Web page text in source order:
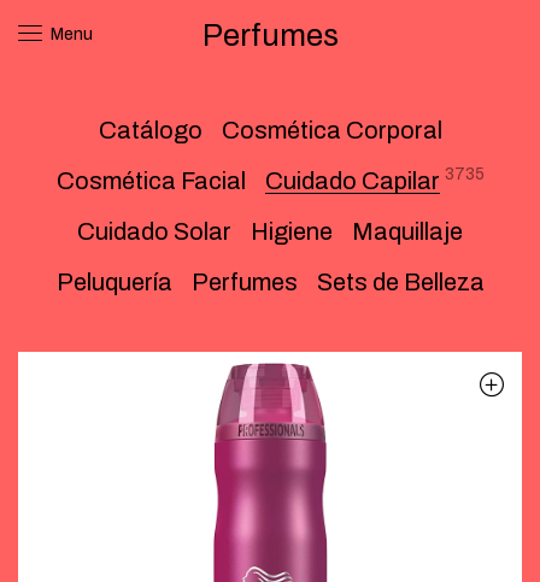
Menu Perfumes
Catálogo
Cosmética Corporal
Cosmética Facial
Cuidado Capilar 3735
Cuidado Solar Higiene
Maquillaje
Peluquería
Perfumes Sets de Belleza